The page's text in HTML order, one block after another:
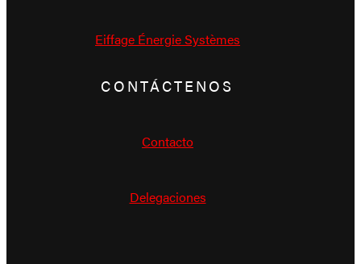
Eiffage Énergie Systèmes
CONTÁCTENOS
Contacto
Delegaciones